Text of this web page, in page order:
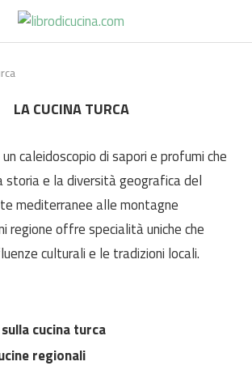
LA CUCINA TURCA
caleidoscopio di sapori e profumi che
e la diversità geografica del
mediterranee alle montagne
regione offre specialità uniche che
culturali e le tradizioni locali.
cucina turca
regionali